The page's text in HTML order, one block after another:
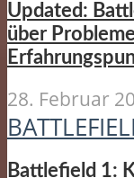
Updated:
über
28. Februar
Battlefield 1: